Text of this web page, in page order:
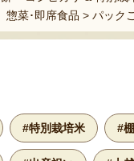
惣菜･即席食品 > パック
#特別栽培米 #